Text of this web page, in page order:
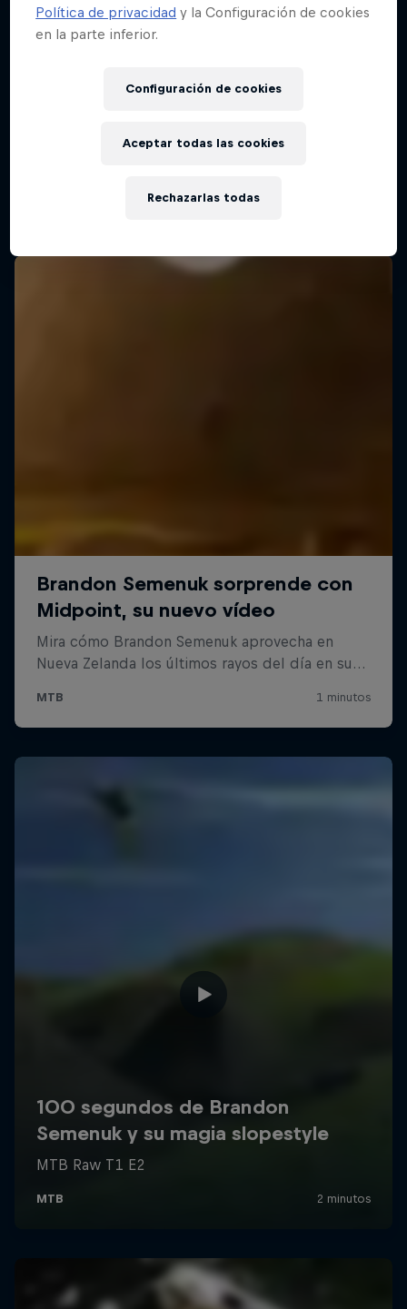
30 Agosto 2025
Mirá la repetición
Política de privacidad y la Configuración de cookies
en la parte inferior.
Configuración de cookies
Rechazarlas todas
Aceptar todas las cookies